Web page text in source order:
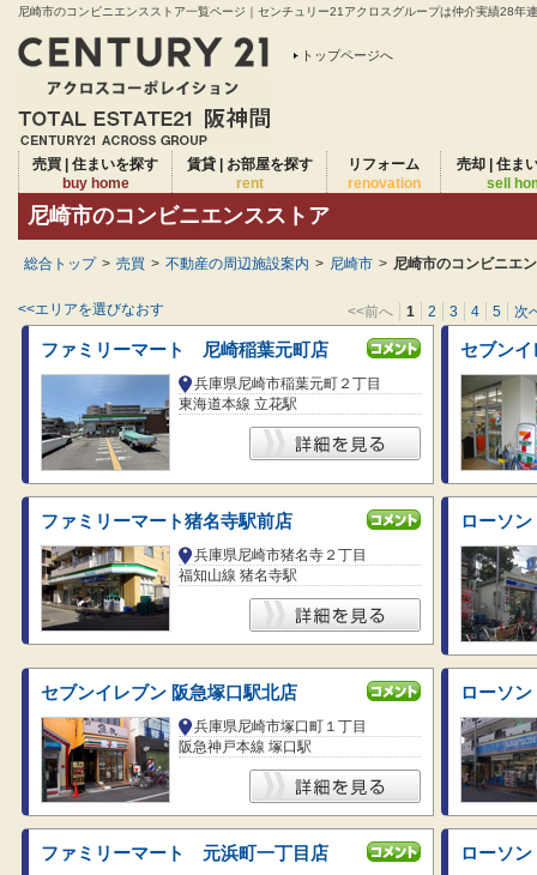
尼崎市のコンビニエンスストア一覧ページ｜センチュリー21アクロスグループは仲介実績28年
トップページへ
売買 | 住まいを探す
buy home
賃貸 | お部屋を探す
rent
リフォーム
renovation
売却 | 住ま
sell
尼崎市のコンビニエンスストア
総合トップ > 売買 > 不動産の周辺施設案内 > 尼崎市 > 尼崎市のコンビニエ
<<エリアを選びなおす <<前へ 1 2 3 4 5 次
ファミリーマート 尼崎稲葉元町店
兵庫県尼崎市稲葉元町２丁目
東海道本線 立花駅
セブン
ファミリーマート猪名寺駅前店
兵庫県尼崎市猪名寺２丁目
福知山線 猪名寺駅
ローソ
セブンイレブン 阪急塚口駅北店
兵庫県尼崎市塚口町１丁目
阪急神戸本線 塚口駅
ローソ
ファミリーマート 元浜町一丁目店 ローソ